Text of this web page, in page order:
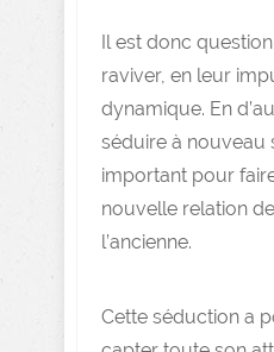
Il est donc
raviver, en leur
dynamique. En
séduire à nouveau
important pour
nouvelle relation
l’ancienne.
Cette séduction a